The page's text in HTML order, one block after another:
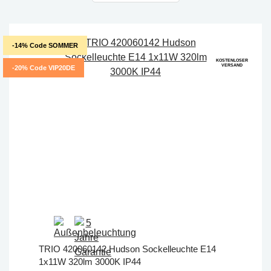
-14% Code SOMMER
-20% Code VIP20DE
KOSTENLOSER
VERSAND
TRIO 420060142 Hudson Sockelleuchte E14
1x11W 320lm 3000K IP44